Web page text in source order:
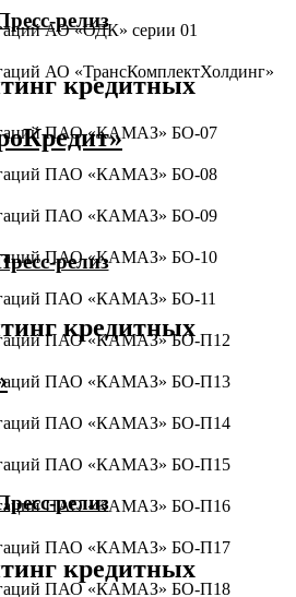
АО «ОДК» серии 01
АО «ТрансКомплектХолдинг»
ПАО «КАМАЗ» БО-07
ПАО «КАМАЗ» БО-08
ПАО «КАМАЗ» БО-09
ПАО «КАМАЗ» БО-10
ПАО «КАМАЗ» БО-11
ПАО «КАМАЗ» БО-П12
ПАО «КАМАЗ» БО-П13
ПАО «КАМАЗ» БО-П14
ПАО «КАМАЗ» БО-П15
ПАО «КАМАЗ» БО-П16
ПАО «КАМАЗ» БО-П17
ПАО «КАМАЗ» БО-П18
релиз
кредитных
релиз
кредитных
релиз
кредитных